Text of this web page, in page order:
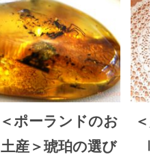
＜ポーランドのお
土産＞琥珀の選び
＜